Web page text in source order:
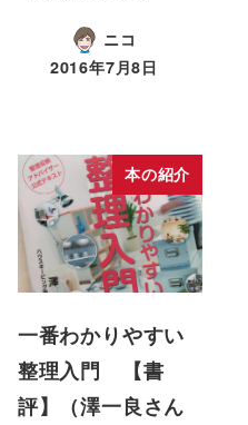
ニコ
2016年7月8日
本の紹介
一番わかりやすい
整理入門 【書
評】（澤一良さん